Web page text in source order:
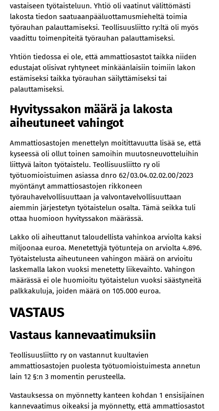
vastaiseen työtaisteluun. Yhtiö oli vaatinut välittömästi
lakosta tiedon saatuaanpääluottamusmieheltä toimia
työrauhan palauttamiseksi. Teollisuusliitto ry:ltä oli myös
vaadittu toimenpiteitä työrauhan palauttamiseksi.
Yhtiön tiedossa ei ole, että ammattiosastot taikka niiden
edustajat olisivat ryhtyneet minkäänlaisiin toimiin lakon
estämiseksi taikka työrauhan säilyttämiseksi tai
palauttamiseksi.
Hyvityssakon määrä ja lakosta
aiheutuneet vahingot
Ammattiosastojen menettelyn moitittavuutta lisää se, että
kyseessä oli ollut toinen samoihin muutosneuvotteluihin
liittyvä laiton työtaistelu. Teollisuusliitto ry oli
työtuomioistuimen asiassa dnro 62/03.04.02.02.00/2023
myöntänyt ammattiosastojen rikkoneen
työrauhavelvollisuuttaan ja valvontavelvollisuuttaan
aiemmin järjestetyn työtaistelun osalta. Tämä seikka tuli
ottaa huomioon hyvityssakon määrässä.
Lakko oli aiheuttanut taloudellista vahinkoa arviolta kaksi
miljoonaa euroa. Menetettyjä työtunteja on arviolta 4.896.
Työtaistelusta aiheutuneen vahingon määrä on arvioitu
laskemalla lakon vuoksi menetetty liikevaihto. Vahingon
määrässä ei ole huomioitu työtaistelun vuoksi säästyneitä
palkkakuluja, joiden määrä on 105.000 euroa.
VASTAUS
Vastaus kannevaatimuksiin
Teollisuusliitto ry on vastannut kuultavien
ammattiosastojen puolesta työtuomioistuimesta annetun
lain 12 §:n 3 momentin perusteella.
Vastauksessa on myönnetty kanteen kohdan 1 ensisijainen
kannevaatimus oikeaksi ja myönnetty, että ammattiosastot